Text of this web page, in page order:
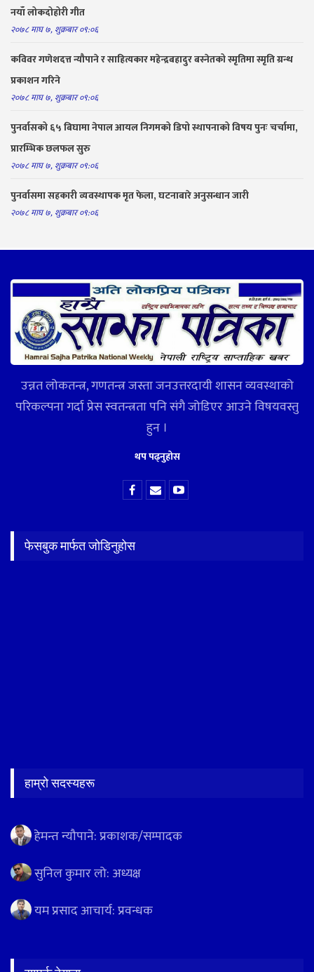
नयाँ लोकदोहोरी गीत
२०७८ माघ ७, शुक्रबार ०९:०६
कविवर गणेशदत्त न्यौपाने र साहित्यकार महेन्द्रबहादुर बस्नेतको स्मृतिमा स्मृति ग्रन्थ
प्रकाशन गरिने
२०७८ माघ ७, शुक्रबार ०९:०६
पुनर्वासको ६५ बिघामा नेपाल आयल निगमको डिपो स्थापनाको विषय पुनः चर्चामा,
प्रारम्भिक छलफल सुरु
२०७८ माघ ७, शुक्रबार ०९:०६
पुनर्वासमा सहकारी व्यवस्थापक मृत फेला, घटनाबारे अनुसन्धान जारी
२०७८ माघ ७, शुक्रबार ०९:०६
उन्नत लोकतन्त्र, गणतन्त्र जस्ता जनउत्तरदायी शासन व्यवस्थाको
परिकल्पना गर्दा प्रेस स्वतन्त्रता पनि संगै जोडिएर आउने विषयवस्तु
हुन ।
थप पढ्नुहोस
फेसबुक मार्फत जोडिनुहोस
हाम्रो सदस्यहरू
हेमन्त न्यौपाने: प्रकाशक/सम्पादक
सुनिल कुमार लो: अध्यक्ष
यम प्रसाद आचार्य: प्रवन्धक